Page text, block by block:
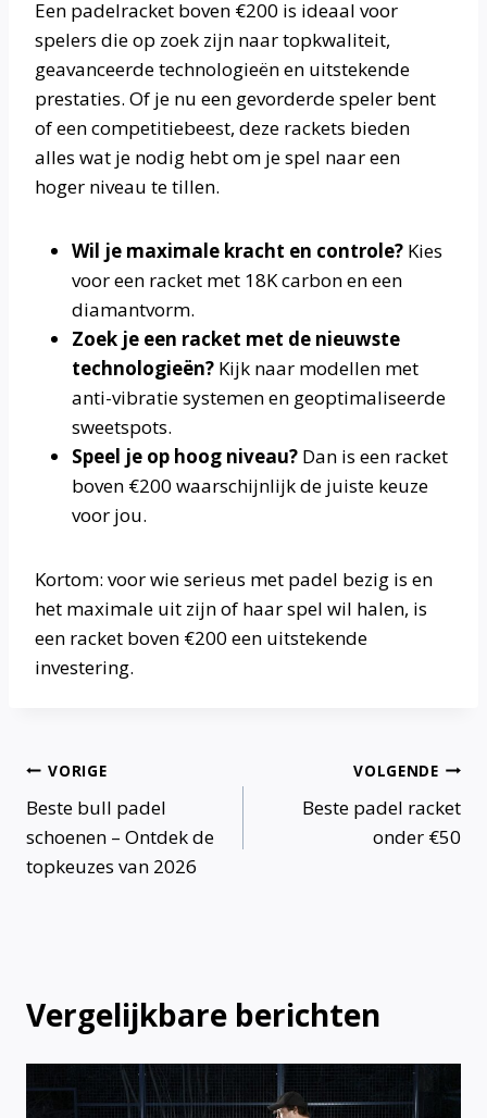
Een padelracket boven €200 is ideaal voor
spelers die op zoek zijn naar topkwaliteit,
geavanceerde technologieën en uitstekende
prestaties. Of je nu een gevorderde speler bent
of een competitiebeest, deze rackets bieden
alles wat je nodig hebt om je spel naar een
hoger niveau te tillen.
Wil je maximale kracht en controle? Kies
voor een racket met 18K carbon en een
diamantvorm.
Zoek je een racket met de nieuwste
technologieën? Kijk naar modellen met
anti-vibratie systemen en geoptimaliseerde
sweetspots.
Speel je op hoog niveau? Dan is een racket
boven €200 waarschijnlijk de juiste keuze
voor jou.
Kortom: voor wie serieus met padel bezig is en
het maximale uit zijn of haar spel wil halen, is
een racket boven €200 een uitstekende
investering.
Bericht
navigatie
VORIGE
Beste bull padel
schoenen – Ontdek de
topkeuzes van 2026
VOLGENDE
Beste padel racket
onder €50
Vergelijkbare berichten